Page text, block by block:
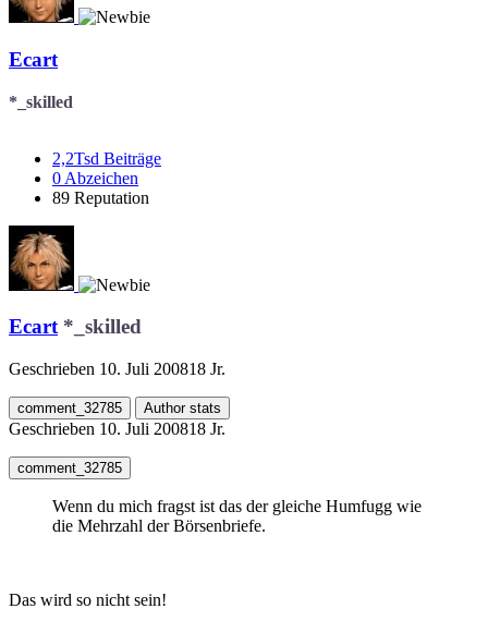
Ecart
*_skilled
2,2Tsd Beiträge
0 Abzeichen
89 Reputation
Ecart *_skilled
Geschrieben 10. Juli 200818 Jr.
comment_32785 Author stats
Geschrieben 10. Juli 200818 Jr.
comment_32785
Wenn du mich fragst ist das der gleiche Humfugg wie
die Mehrzahl der Börsenbriefe.
Das wird so nicht sein!